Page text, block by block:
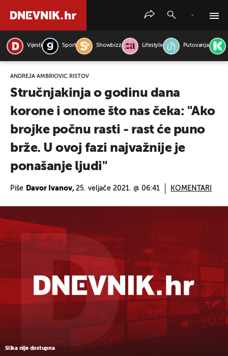
Vijesti Sport Showbizz Lifestyle Putovanja
ANDREJA AMBRIOVIĆ RISTOV
Stručnjakinja o godinu dana
korone i onome što nas čeka: "Ako
brojke počnu rasti - rast će puno
brže. U ovoj fazi najvažnije je
ponašanje ljudi"
Piše Davor Ivanov, 25. veljače 2021. @ 06:41 KOMENTARI
Slika nije dostupna
PRETRAŽITE VIJESTI